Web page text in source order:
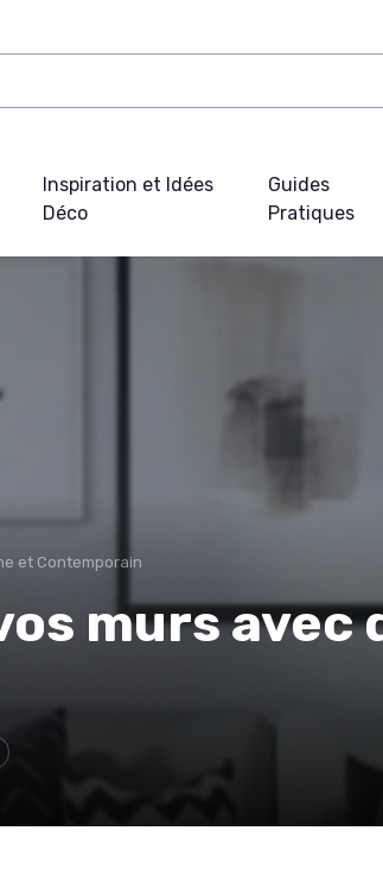
Inspiration et Idées
Déco
Guides
Pratiques
et Contemporain
murs avec